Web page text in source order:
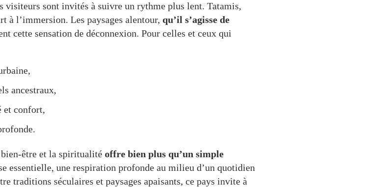
visiteurs sont invités à suivre un rythme plus lent. Tatamis,
à l’immersion. Les paysages alentour, qu’il s’agisse de
cette sensation de déconnexion. Pour celles et ceux qui
ancestraux,
et confort,
bien-être et la spiritualité offre bien plus qu’un simple
essentielle, une respiration profonde au milieu d’un quotidien
traditions séculaires et paysages apaisants, ce pays invite à